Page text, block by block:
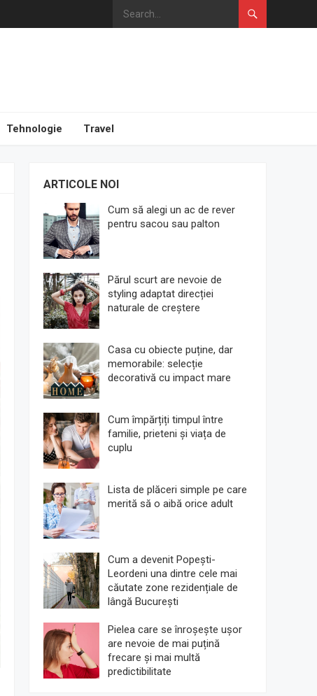
Tehnologie Travel
ARTICOLE NOI
Cum să alegi un ac de rever
pentru sacou sau palton
Părul scurt are nevoie de
styling adaptat direcției
naturale de creștere
Casa cu obiecte puține, dar
memorabile: selecție
decorativă cu impact mare
Cum împărțiți timpul între
familie, prieteni și viața de
cuplu
Lista de plăceri simple pe care
merită să o aibă orice adult
Cum a devenit Popești-
Leordeni una dintre cele mai
căutate zone rezidențiale de
lângă București
Pielea care se înroșește ușor
are nevoie de mai puțină
frecare și mai multă
predictibilitate